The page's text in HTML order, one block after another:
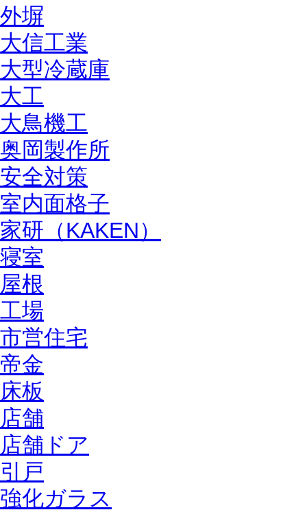
外塀
大信工業
大型冷蔵庫
大工
大鳥機工
奥岡製作所
安全対策
室内面格子
家研（KAKEN）
寝室
屋根
工場
市営住宅
帝金
床板
店舗
店舗ドア
引戸
強化ガラス